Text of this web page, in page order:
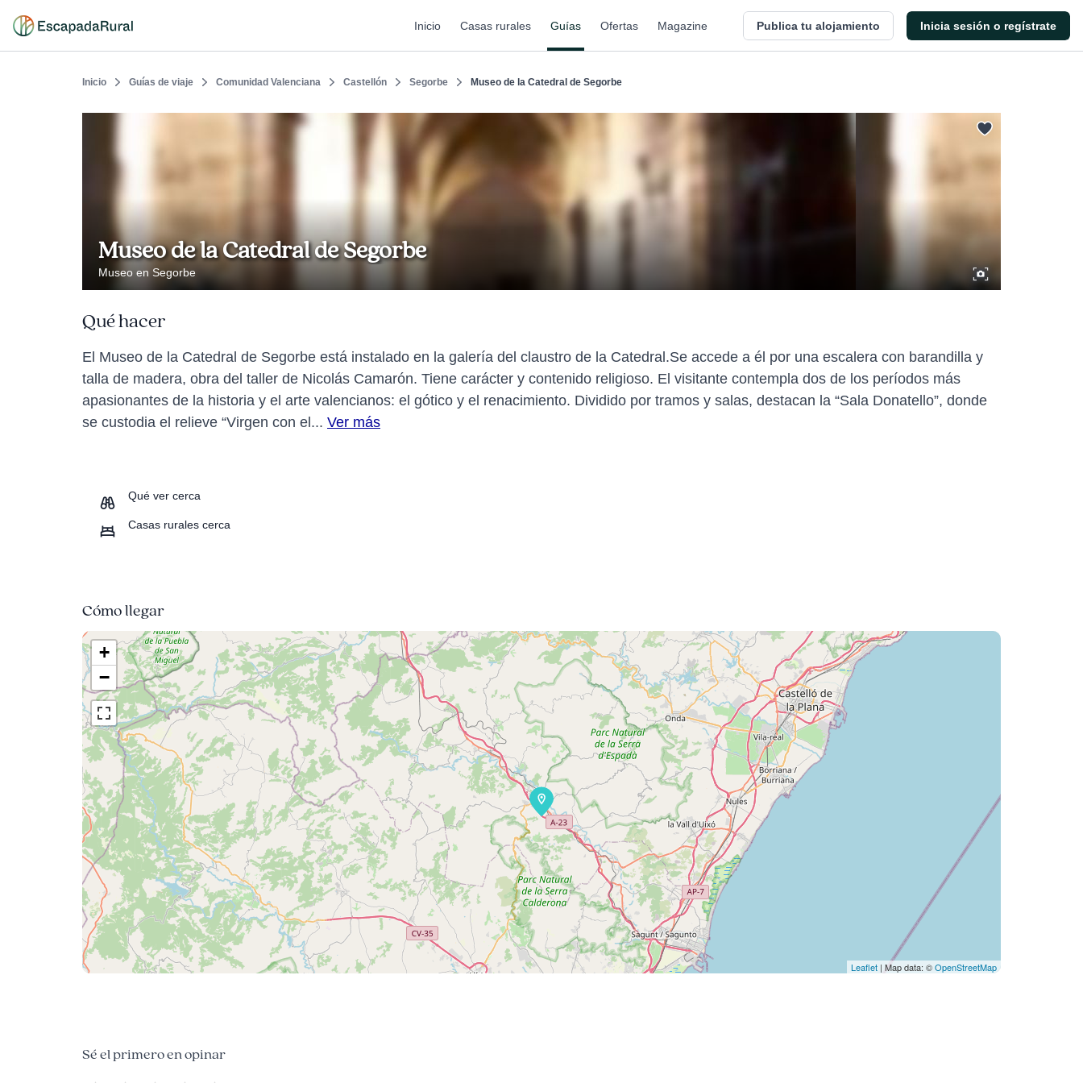
Inicio Casas rurales Guías Ofertas Magazine Publica tu alojamiento Inicia sesión o regístrate
Inicio Guías de viaje Comunidad Valenciana Castellón Segorbe Museo de la Catedral de Segorbe
Museo de la Catedral de Segorbe
Museo en Segorbe
Qué hacer
El Museo de la Catedral de Segorbe está instalado en la galería del claustro de la Catedral.Se accede a él por una escalera con barandilla y
talla de madera, obra del taller de Nicolás Camarón. Tiene carácter y contenido religioso. El visitante contempla dos de los períodos más
apasionantes de la historia y el arte valencianos: el gótico y el renacimiento. Dividido por tramos y salas, destacan la “Sala Donatello”, donde
se custodia el relieve “Virgen con el... Ver más
Qué ver cerca
Casas rurales cerca
Cómo llegar
+
−
Leaflet | Map data: ©OpenStreetMap
Sé el primero en opinar